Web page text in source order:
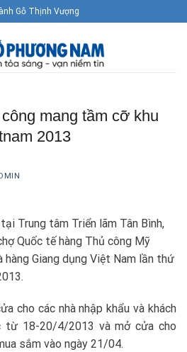
Gỗ Thịnh Vượng
mang tầm cỡ khu
2013
Trung tâm Triển lãm Tân Bình,
Quốc tế hàng Thủ công Mỹ
hàng Giang dụng Việt Nam lần thứ
cho các nhà nhập khẩu và khách
từ 18-20/4/2013 và mở cửa cho
sắm vào ngày 21/04.